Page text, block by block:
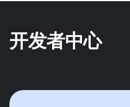
开发者中心